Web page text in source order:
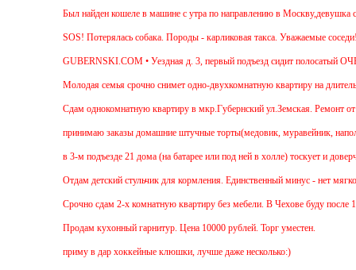
Был найден кошеле в машине с утра по направлению в Москву,девушка
SOS! Потерялась собака. Породы - карликовая такса. Уважаемые соседи!
GUBERNSKI.COM • Уездная д. 3, первый подъезд сидит полосатый
Молодая семья срочно снимет одно-двухкомнатную квартиру на длительный
Cдам однокомнатную квартиру в мкр.Губернский ул.Земская. Ремонт от
принимаю заказы домашние штучные торты(медовик, муравейник,
в 3-м подъезде 21 дома (на батарее или под ней в холле) тоскует и
Отдам детский стульчик для кормления. Единственный минус - нет мягкой
Срочно сдам 2-х комнатную квартиру без мебели. В Чехове буду после 15-00.
Продам кухонный гарнитур. Цена 10000 рублей. Торг уместен.
приму в дар хоккейные клюшки, лучше даже несколько:)